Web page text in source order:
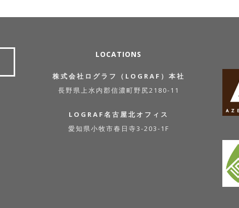
LOCATIONS
株式会社ログラフ（LOGRAF）本社
長野県上水内郡信濃町野尻2180-11
LOGRAF名古屋北オフィス
愛知県小牧市春日寺3-203-1F